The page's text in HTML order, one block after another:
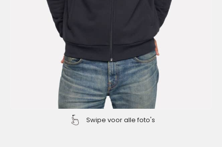
Swipe voor alle foto's